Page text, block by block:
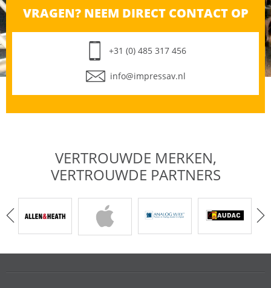
VRAGEN? NEEM DIRECT CONTACT OP
+31 (0) 485 317 456
info@impressav.nl
VERTROUWDE MERKEN,
VERTROUWDE PARTNERS